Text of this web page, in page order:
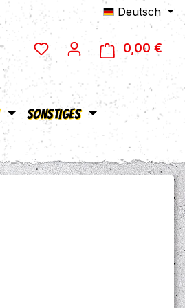
Deutsch
0,00 €
Sonstiges